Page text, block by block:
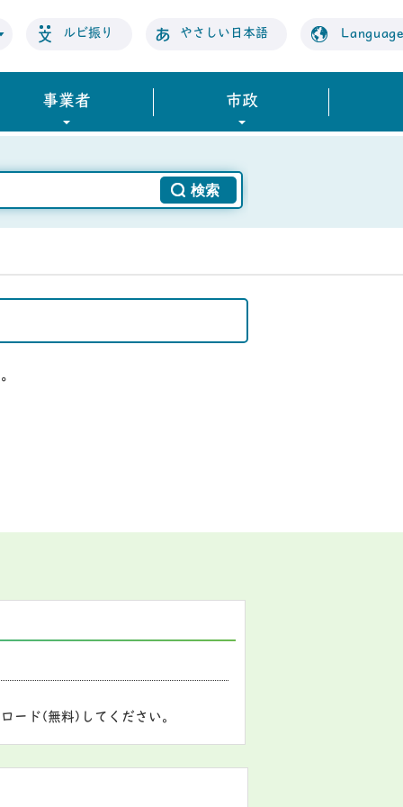
ルビ振り やさしい日本語 Language
事業者 市政
ード(無料)してください。